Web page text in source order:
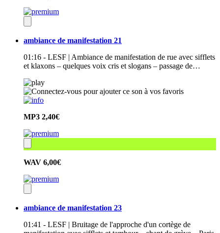
ambiance de manifestation 21
01:16 - LESF | Ambiance de manifestation de rue avec sifflets
et klaxons – quelques voix cris et slogans – passage de…
MP3 2,40€
WAV 6,00€
ambiance de manifestation 23
01:41 - LESF | Bruitage de l'approche d'un cortège de